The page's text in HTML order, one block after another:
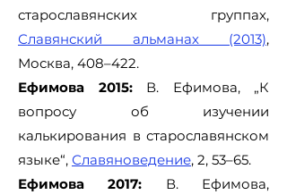
старославянских группах,
Славянский альманах (2013),
Москва, 408–422.
Ефимова 2015:В. Ефимова, „К
вопросу об изучении
калькирования в старославянском
языке“, Славяноведение, 2, 53–65.
Ефимова 2017: В. Ефимова,